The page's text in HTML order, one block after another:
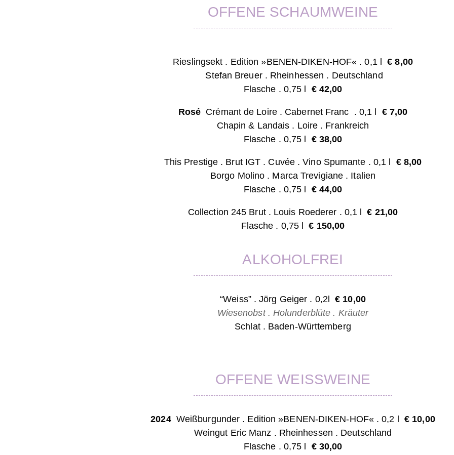
OFFENE SCHAUMWEINE
Rieslingsekt . Edition »BENEN-DIKEN-HOF« . 0,1 l€ 8,00
Stefan Breuer . Rheinhessen . Deutschland
Flasche . 0,75 l
€ 42,00
Rosé Crémant de Loire . Cabernet Franc . 0,1 l € 7,00
Chapin & Landais . Loire . Frankreich
Flasche . 0,75 l
€ 38,00
This Prestige . Brut IGT . Cuvée . Vino Spumante . 0,1 l € 8,00
Borgo Molino . Marca Trevigiane . Italien
Flasche . 0,75 l
€ 44,00
Collection 245 Brut. Louis Roederer . 0,1 l€ 21,00
Flasche . 0,75 l
€ 150,00
ALKOHOLFREI
“Weiss” . Jörg Geiger . 0,2l€ 10,00
Wiesenobst . Holunderblüte . Kräuter
Schlat . Baden-Württemberg
OFFENE WEISSWEINE
2024Weißburgunder . Edition »BENEN-DIKEN-HOF« . 0,2 l € 10,00
Weingut Eric Manz . Rheinhessen . Deutschland
Flasche . 0,75 l
€ 30,00